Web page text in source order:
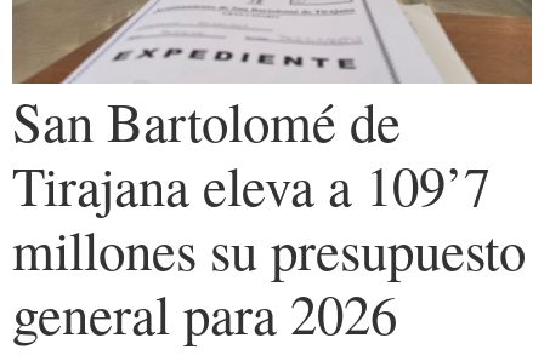
San Bartolomé de
Tirajana eleva a 109’7
millones su presupuesto
general para 2026